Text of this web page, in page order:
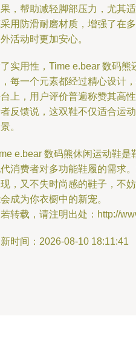
，帮助减轻脚部压力，尤其
用防滑耐磨材质，增强了在
活动时更加安心。
实用性，Time e.bear 数码
每一个元素都经过精心设计
上，用户评价普遍称赞其高
反馈说，这双鞋不仅适合运
。
e.bear 数码熊休闲运动鞋
消费者对多功能鞋履的需求
，又不失时尚感的鞋子，不
成为你衣橱中的新宠。
转载，请注明出处：http://
时间：2026-08-10 18:11:41